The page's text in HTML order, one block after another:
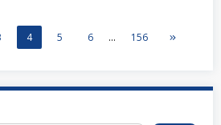
4 5 6 … 156